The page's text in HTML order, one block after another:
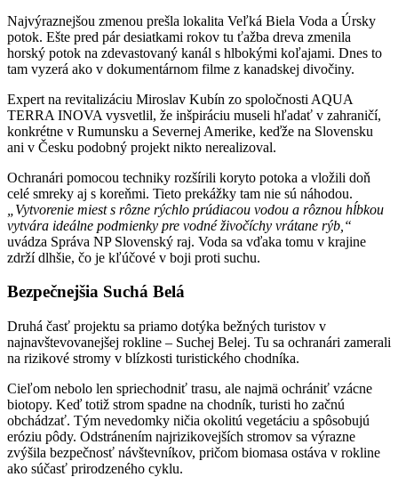
Najvýraznejšou zmenou prešla lokalita Veľká Biela Voda a Úrsky
potok. Ešte pred pár desiatkami rokov tu ťažba dreva zmenila
horský potok na zdevastovaný kanál s hlbokými koľajami. Dnes to
tam vyzerá ako v dokumentárnom filme z kanadskej divočiny.
Expert na revitalizáciu Miroslav Kubín zo spoločnosti AQUA
TERRA INOVA vysvetlil, že inšpiráciu museli hľadať v zahraničí,
konkrétne v Rumunsku a Severnej Amerike, keďže na Slovensku
ani v Česku podobný projekt nikto nerealizoval.
Ochranári pomocou techniky rozšírili koryto potoka a vložili doň
celé smreky aj s koreňmi. Tieto prekážky tam nie sú náhodou.
„Vytvorenie miest s rôzne rýchlo prúdiacou vodou a rôznou hĺbkou
vytvára ideálne podmienky pre vodné živočíchy vrátane rýb,“
uvádza Správa NP Slovenský raj. Voda sa vďaka tomu v krajine
zdrží dlhšie, čo je kľúčové v boji proti suchu.
Bezpečnejšia Suchá Belá
Druhá časť projektu sa priamo dotýka bežných turistov v
najnavštevovanejšej rokline – Suchej Belej. Tu sa ochranári zamerali
na rizikové stromy v blízkosti turistického chodníka.
Cieľom nebolo len spriechodniť trasu, ale najmä ochrániť vzácne
biotopy. Keď totiž strom spadne na chodník, turisti ho začnú
obchádzať. Tým nevedomky ničia okolitú vegetáciu a spôsobujú
eróziu pôdy. Odstránením najrizikovejších stromov sa výrazne
zvýšila bezpečnosť návštevníkov, pričom biomasa ostáva v rokline
ako súčasť prirodzeného cyklu.